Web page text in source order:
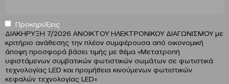
Προκηρύξεις
ΔΙΑΚΗΡΥΞΗ 7/2026 ΑΝΟΙΚΤΟΥ ΗΛΕΚΤΡΟΝΙΚΟΥ ΔΙΑΓΩΝΙΣΜΟΥ με
κριτήριο ανάθεσης την πλέον συμφέρουσα από οικονομική
άποψη προσφορά βάσει τιμής με θέμα «Μετατροπή
υφιστάμενων συμβατικών φωτιστικών σωμάτων σε φωτιστικά
τεχνολογίας LED και προμήθεια κινούμενων φωτιστικών
κεφαλών τεχνολογίας LED»